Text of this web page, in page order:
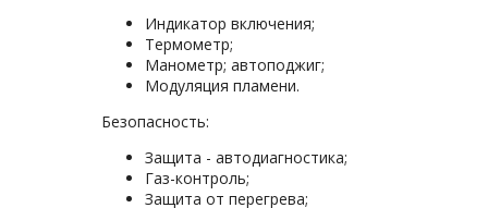
Индикатор включения;
Термометр;
Манометр; автоподжиг;
Модуляция пламени.
Безопасность:
Защита - автодиагностика;
Газ-контроль;
Защита от перегрева;